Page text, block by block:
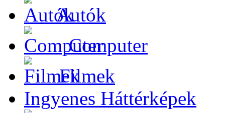
Autók
Computer
Filmek
Ingyenes Háttérképek